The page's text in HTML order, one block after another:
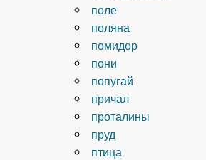
поле
поляна
помидор
пони
попугай
причал
проталины
пруд
птица